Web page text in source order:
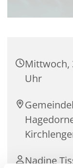
Mittwoch,
Uhr
Nadine